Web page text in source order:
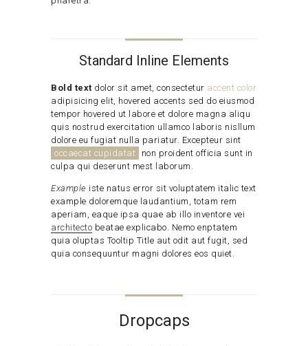
Standard Inline Elements
Bold text dolor sit amet, consectetur accent color
adipisicing elit, hovered accents sed do eiusmod
tempor hovered ut labore et dolore magna aliqu
quis nostrud exercitation ullamco laboris nisllum
dolore eu fugiat nulla pariatur. Excepteur sint
occaecat cupidatat
non proident officia sunt in
culpa qui deserunt mest laborum.
Example iste natus error sit voluptatem italic text
example doloremque laudantium, totam rem
aperiam, eaque ipsa quae ab illo inventore vei
architecto beatae explicabo. Nemo enptatem
quia oluptas Tooltip Title aut odit aut fugit, sed
quia consequuntur magni dolores eos quiet.
Dropcaps